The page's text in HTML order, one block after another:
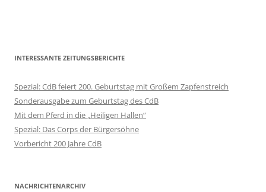
INTERESSANTE ZEITUNGSBERICHTE
Spezial: CdB feiert 200. Geburtstag mit Großem Zapfenstreich
Sonderausgabe zum Geburtstag des CdB
Mit dem Pferd in die „Heiligen Hallen“
Spezial: Das Corps der Bürgersöhne
Vorbericht 200 Jahre CdB
NACHRICHTENARCHIV